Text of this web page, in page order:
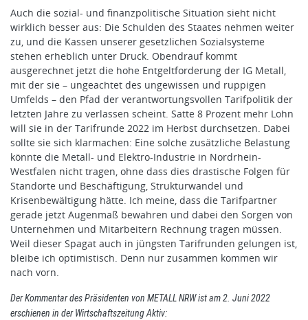
Auch die sozial- und finanzpolitische Situation sieht nicht
wirklich besser aus: Die Schulden des Staates nehmen weiter
zu, und die Kassen unserer gesetzlichen Sozialsysteme
stehen erheblich unter Druck. Obendrauf kommt
ausgerechnet jetzt die hohe Entgeltforderung der IG Metall,
mit der sie – ungeachtet des ungewissen und ruppigen
Umfelds – den Pfad der verantwortungsvollen Tarifpolitik der
letzten Jahre zu verlassen scheint. Satte 8 Prozent mehr Lohn
will sie in der Tarifrunde 2022 im Herbst durchsetzen. Dabei
sollte sie sich klarmachen: Eine solche zusätzliche Belastung
könnte die Metall- und Elektro-Industrie in Nordrhein-
Westfalen nicht tragen, ohne dass dies drastische Folgen für
Standorte und Beschäftigung, Strukturwandel und
Krisenbewältigung hätte. Ich meine, dass die Tarifpartner
gerade jetzt Augenmaß bewahren und dabei den Sorgen von
Unternehmen und Mitarbeitern Rechnung tragen müssen.
Weil dieser Spagat auch in jüngsten Tarifrunden gelungen ist,
bleibe ich optimistisch. Denn nur zusammen kommen wir
nach vorn.
Der Kommentar des Präsidenten von METALL NRW ist am 2. Juni 2022
erschienen in der Wirtschaftszeitung Aktiv: